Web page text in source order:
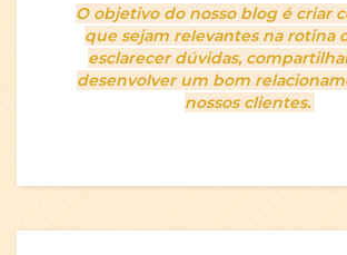
O objetivo do nosso blog é criar
que sejam relevantes na rotina
esclarecer dúvidas,
desenvolver um bom
nossos clientes.